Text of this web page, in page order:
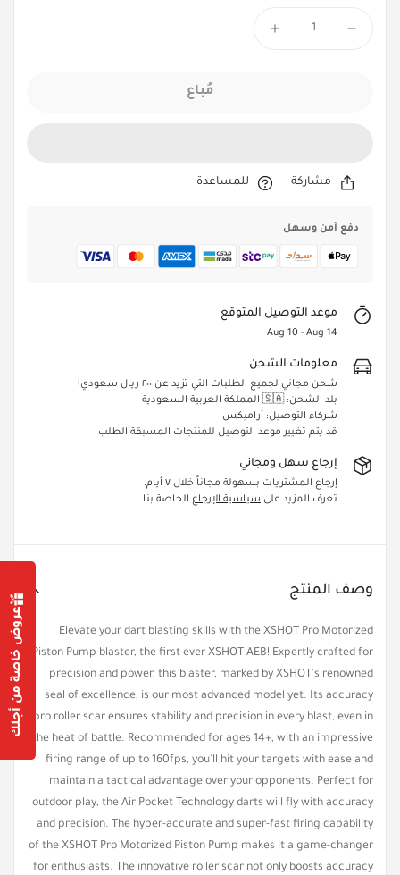
مُباع
مشاركة للمساعدة
دفع آمن وسهل
موعد التوصيل المتوقع
Aug 10 - Aug 14
معلومات الشحن
شحن مجاني لجميع الطلبات التي تزيد عن ٢٠٠ ريال سعودي!
بلد الشحن: 🇸🇦 المملكة العربية السعودية
شركاء التوصيل: أراميكس
قد يتم تغيير موعد التوصيل للمنتجات المسبقة الطلب
إرجاع سهل ومجاني
إرجاع المشتريات بسهولة مجاناً خلال ٧ أيام.
تعرف المزيد على سياسية الإرجاع الخاصة بنا
وصف المنتج
Elevate your dart blasting skills with the XSHOT Pro Motorized
Piston Pump blaster, the first ever XSHOT AEB! Expertly crafted for
precision and power, this blaster, marked by XSHOT's renowned
seal of excellence, is our most advanced model yet. Its accuracy
pro roller scar ensures stability and precision in every blast, even in
the heat of battle. Recommended for ages 14+, with an impressive
firing range of up to 160fps, you'll hit your targets with ease and
maintain a tactical advantage over your opponents. Perfect for
outdoor play, the Air Pocket Technology darts will fly with accuracy
and precision. The hyper-accurate and super-fast firing capability
of the XSHOT Pro Motorized Piston Pump makes it a game-changer
for enthusiasts. The innovative roller scar not only boosts accuracy
Confirm your age
Are you 18 years old or older?
No, I'm not
Yes, I am
عروض خاصة من أجلك